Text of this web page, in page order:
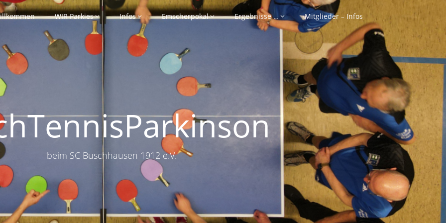
WIR Parkies Infos Emscherpokal Ergebnisse … Mitglieder – Infos
beim SC Buschhausen 1912 e.V.